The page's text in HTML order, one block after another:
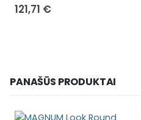
121,71 €
PANAŠŪS PRODUKTAI